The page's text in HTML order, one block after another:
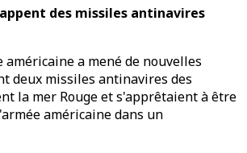
des missiles antinavires
américaine a mené de nouvelles
deux missiles antinavires des
la mer Rouge et s'apprêtaient à être
américaine dans un